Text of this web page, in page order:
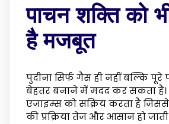
पाचन शक्ति को
है मजबूत
पुदीना सिर्फ गैस ही नहीं बल्कि पूरे
बेहतर बनाने में मदद कर सकता है।
एंजाइम्स को सक्रिय करता है
की प्रक्रिया तेज और आसान हो जाती